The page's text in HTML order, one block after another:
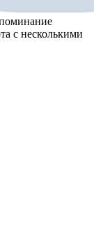
с несколькими